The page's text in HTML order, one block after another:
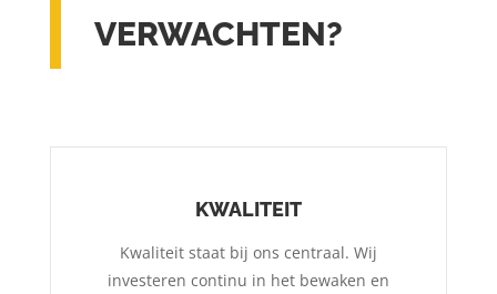
VERWACHTEN?
KWALITEIT
Kwaliteit staat bij ons centraal. Wij
investeren continu in het bewaken en